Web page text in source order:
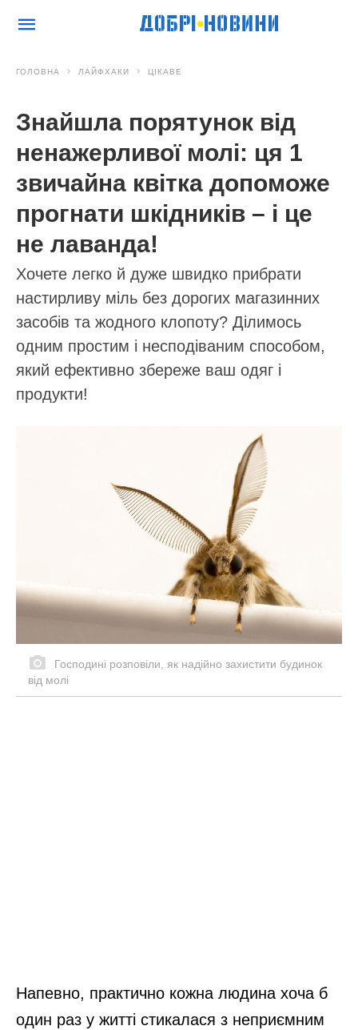
ГОЛОВНА ЛАЙФХАКИ ЦІКАВЕ
Знайшла порятунок від
ненажерливої молі: ця 1
звичайна квітка допоможе
прогнати шкідників – і це
не лаванда!
Хочете легко й дуже швидко прибрати
настирливу міль без дорогих магазинних
засобів та жодного клопоту? Ділимось
одним простим і несподіваним способом,
який ефективно збереже ваш одяг і
продукти!
Господині розповіли, як надійно захистити будинок
від молі
Напевно, практично кожна людина хоча б
один раз у житті стикалася з неприємним